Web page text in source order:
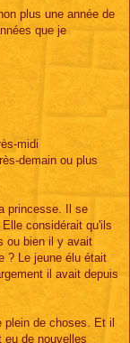
plus une année de
que je
midi
demain ou plus
princesse. Il se
considérait qu'ils
ou bien il y avait
? Le jeune élu était
il avait depuis
plein de choses. Et il
de nouvelles